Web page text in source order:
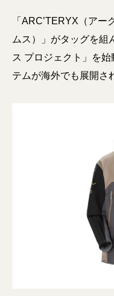
「ARC’TERYX（ア
ムス）」がタッグを組
ス プロジェクト」を
テムが海外でも展開さ